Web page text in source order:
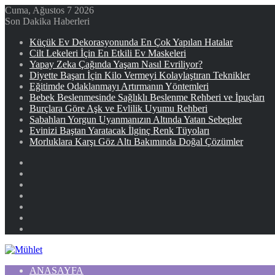
Cuma, Ağustos 7 2026
Son Dakika Haberleri
Küçük Ev Dekorasyonunda En Çok Yapılan Hatalar
Cilt Lekeleri İçin En Etkili Ev Maskeleri
Yapay Zeka Çağında Yaşam Nasıl Evriliyor?
Diyette Başarı İçin Kilo Vermeyi Kolaylaştıran Teknikler
Eğitimde Odaklanmayı Artırmanın Yöntemleri
Bebek Beslenmesinde Sağlıklı Beslenme Rehberi ve İpuçları
Burçlara Göre Aşk ve Evlilik Uyumu Rehberi
Sabahları Yorgun Uyanmanızın Altında Yatan Sebepler
Evinizi Baştan Yaratacak İlginç Renk Tüyoları
Morluklara Karşı Göz Altı Bakımında Doğal Çözümler
ANASAYFA